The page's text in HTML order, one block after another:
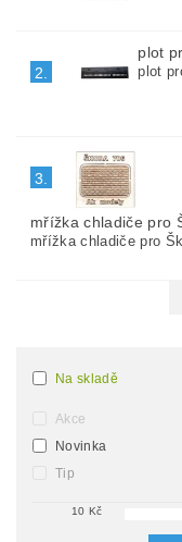
2.
plot
plot
3.
mřížka chladiče pro
mřížka chladiče pro
Na skladě
Akce
Novinka
Tip
10 Kč